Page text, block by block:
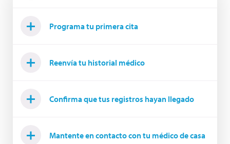
Programa tu primera cita
Reenvía tu historial médico
Confirma que tus registros hayan llegado
Mantente en contacto con tu médico de casa